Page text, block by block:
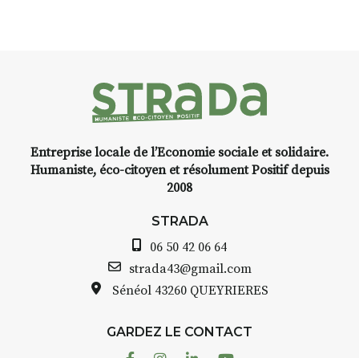
Entreprise locale de l’Economie sociale et solidaire.
Humaniste, éco-citoyen et résolument Positif depuis
2008
STRADA
06 50 42 06 64
strada43@gmail.com
Sénéol 43260 QUEYRIERES
GARDEZ LE CONTACT